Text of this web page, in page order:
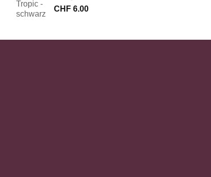
CHF 6.00